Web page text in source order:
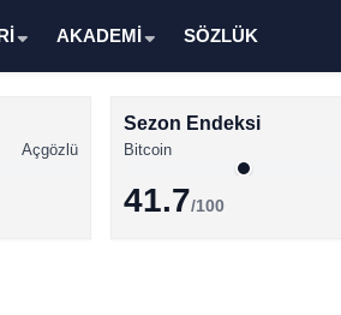
AKADEMİ SÖZLÜK
Açgözlü
Sezon Endeksi
Bitcoin
41.7/100